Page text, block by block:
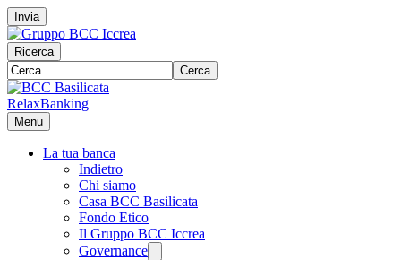
Invia
Ricerca
Cerca
RelaxBanking
Menu
La tua banca
Indietro
Chi siamo
Casa BCC Basilicata
Fondo Etico
Il Gruppo BCC Iccrea
Governance